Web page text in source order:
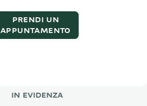
PRENDI UN
APPUNTAMENTO
IN EVIDENZA